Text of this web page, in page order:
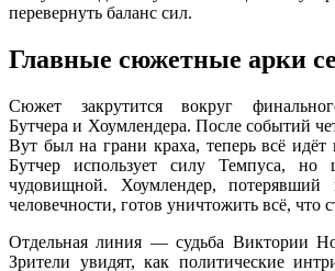
перевернуть баланс сил.
Главные сюжетные арки
Сюжет закрутится вокруг
Бутчера и Хоумлендера. После событий
Вут был на грани краха, теперь всё идёт
Бутчер использует силу Темпуса, но
чудовищной. Хоумлендер, потерявший
человечности, готов уничтожить всё, что
Отдельная линия — судьба Виктории
Зрители увидят, как политические